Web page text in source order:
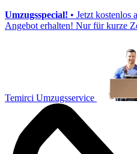
Umzugsspecial! • Jetzt kostenlos
Angebot erhalten! Nur für kurze
Temirci Umzugsservice